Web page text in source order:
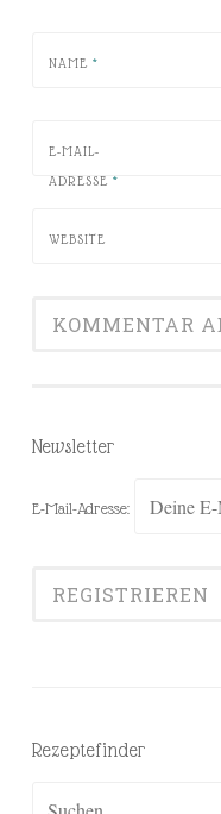
NAME *
E-MAIL-
ADRESSE *
WEBSITE
Newsletter
E-Mail-Adresse:
Rezeptefinder